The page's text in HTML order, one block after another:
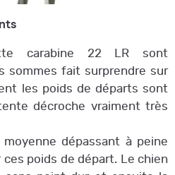
carabine 22 LR sont
sommes fait surprendre sur
les poids de départs sont
décroche vraiment très
dépassant à peine
poids de départ. Le chien